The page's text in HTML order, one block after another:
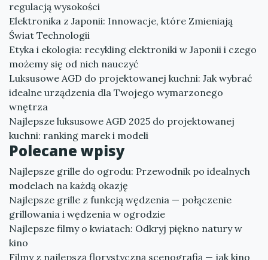
regulacją wysokości
Elektronika z Japonii: Innowacje, które Zmieniają
Świat Technologii
Etyka i ekologia: recykling elektroniki w Japonii i czego
możemy się od nich nauczyć
Luksusowe AGD do projektowanej kuchni: Jak wybrać
idealne urządzenia dla Twojego wymarzonego
wnętrza
Najlepsze luksusowe AGD 2025 do projektowanej
kuchni: ranking marek i modeli
Polecane wpisy
Najlepsze grille do ogrodu: Przewodnik po idealnych
modelach na każdą okazję
Najlepsze grille z funkcją wędzenia — połączenie
grillowania i wędzenia w ogrodzie
Najlepsze filmy o kwiatach: Odkryj piękno natury w
kino
Filmy z najlepszą florystyczną scenografią — jak kino